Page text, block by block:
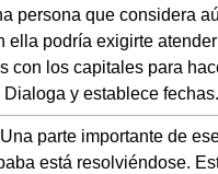
persona que considera
ella podría exigirte
con los capitales para
Dialoga y establece fechas.
parte importante de
está resolviéndose.